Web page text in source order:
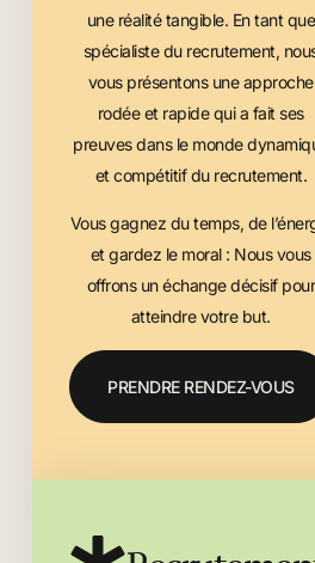
une réalité tangible. En tant que
spécialiste du recrutement,
vous présentons une approche
rodée et rapide qui a fait ses
preuves dans le monde
et compétitif du recrutement.
Vous gagnez du temps, de
et gardez le moral : Nous vous
offrons un échange décisif pour
atteindre votre but.
PRENDRE RENDEZ-VOUS